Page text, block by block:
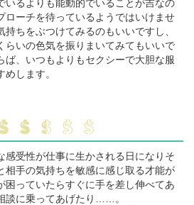
るよりも能動的でいることが吉なの
ローチを待っているようではいけませ
ちをぶつけてみるのもいいですし、
らいの色気を振りまいてみてもいいで
ば、いつもよりもセクシーで大胆な服
します。
受性が仕事に生かされる日になりそ
相手の気持ちを敏感に感じ取る才能が
困っていたらすぐに手を差し伸べてあ
談に乗ってあげたり……。